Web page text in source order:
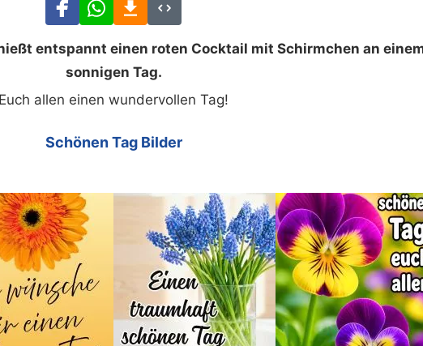
entspannt einen roten Cocktail mit Schirmchen an
sonnigen Tag.
Euch allen einen wundervollen Tag!
Schönen Tag Bilder